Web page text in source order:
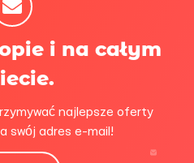
i na całym
najlepsze oferty
swój adres e-mail!